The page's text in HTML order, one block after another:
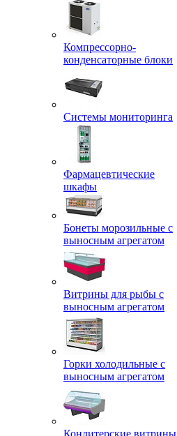
Компрессорно-
конденсаторные блоки
Системы мониторинга
Фармацевтические
шкафы
Бонеты морозильные с
выносным агрегатом
Витрины для рыбы с
выносным агрегатом
Горки холодильные с
выносным агрегатом
Кондитерские витрины